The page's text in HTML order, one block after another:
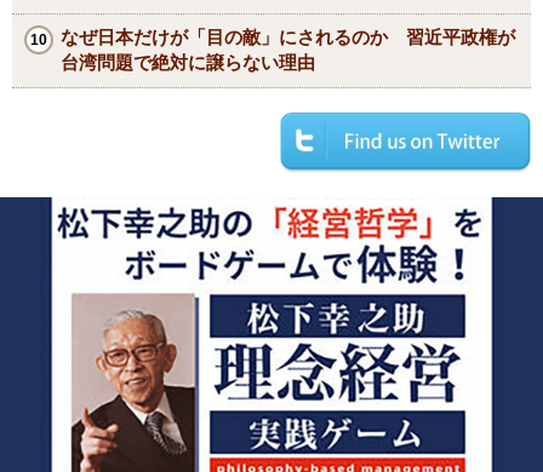
なぜ日本だけが「目の敵」にされるのか 習近平政権が
台湾問題で絶対に譲らない理由